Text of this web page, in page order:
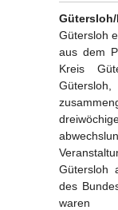
Gütersloh
aus dem
Kreis
Gütersloh,
Gütersloh
des
waren